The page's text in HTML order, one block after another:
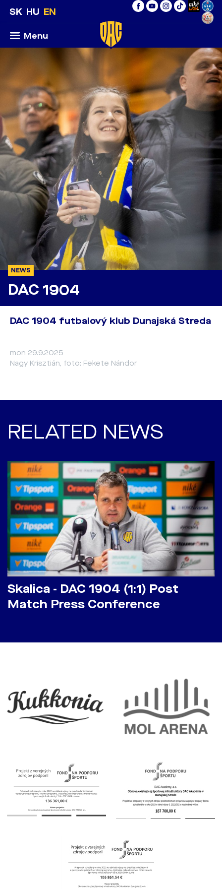
SK HU EN
Menu
NEWS
DAC 1904
DAC 1904 futbalový klub Dunajská Streda
mon 29.9.2025
Nagy Krisztián, foto: Fekete Nándor
RELATED NEWS
Skalica - DAC 1904 (1:1) Post
Match Press Conference